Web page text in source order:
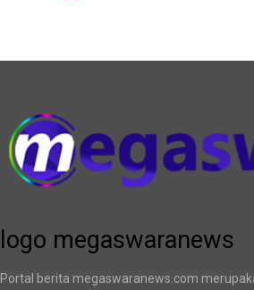
logo megaswaranews
Portal berita megaswaranews.com